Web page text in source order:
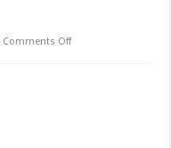
Comments Offon